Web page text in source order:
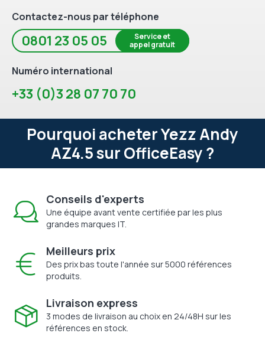
Contactez-nous par téléphone
0801 23 05 05
Service et
appel gratuit
Numéro international
+33 (0)3 28 07 70 70
Pourquoi acheter Yezz Andy
AZ4.5 sur OfficeEasy ?
Conseils d'experts
Une équipe avant vente certifiée par les plus
grandes marques IT.
Meilleurs prix
Des prix bas toute l'année sur 5000 références
produits.
Livraison express
3 modes de livraison au choix en 24/48H sur les
références en stock.